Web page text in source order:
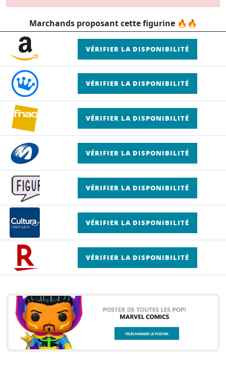
Marchands proposant cette figurine 🔥🔥
VÉRIFIER LA DISPONIBILITÉ
VÉRIFIER LA DISPONIBILITÉ
VÉRIFIER LA DISPONIBILITÉ
VÉRIFIER LA DISPONIBILITÉ
VÉRIFIER LA DISPONIBILITÉ
VÉRIFIER LA DISPONIBILITÉ
VÉRIFIER LA DISPONIBILITÉ